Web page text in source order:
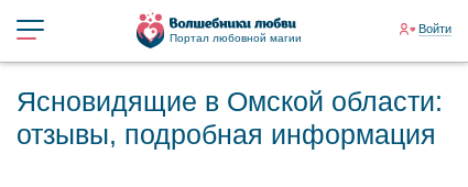
Портал любовной магии
Войти
Ясновидящие в Омской области:
отзывы, подробная информация